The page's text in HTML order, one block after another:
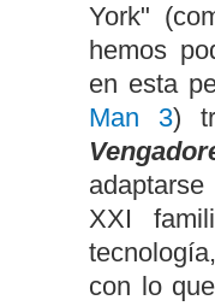
York"
hemos
en esta
Man 3)
XXI
con lo